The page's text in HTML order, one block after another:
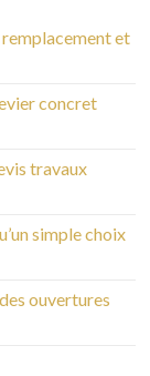
et
concret
travaux
simple choix
ouvertures